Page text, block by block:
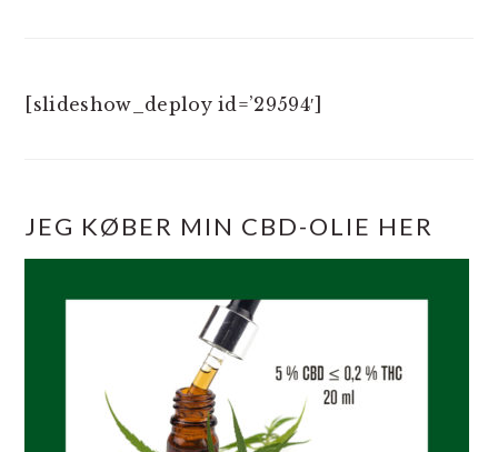
[slideshow_deploy id=’29594′]
JEG KØBER MIN CBD-OLIE HER